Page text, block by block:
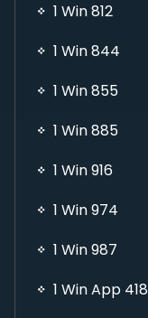
1 Win 812
1 Win 844
1 Win 855
1 Win 885
1 Win 916
1 Win 974
1 Win 987
1 Win App 418